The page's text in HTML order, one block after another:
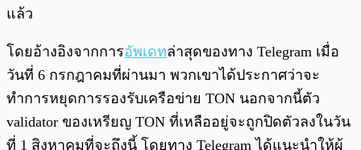
แล้ว
โดยอ้างอิงจากการอัพเดทล่าสุดของทาง Telegram เมื่อ
วันที่ 6 กรกฎาคมที่ผ่านมา พวกเขาได้ประกาศว่าจะ
ทำการหยุดการรองรับเครือข่าย TON นอกจากนี้ตัว
validator ของเหรียญ TON ที่เหลืออยู่จะถูกปิดตัวลงในวัน
ที่ 1 สิงหาคมที่จะถึงนี้ โดยทาง Telegram ได้แนะนำให้ผู้